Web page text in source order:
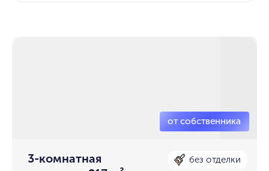
3-комнатная
без отделки